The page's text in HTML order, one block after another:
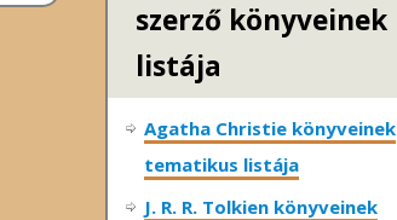
szerző könyveinek
listája
Agatha Christie könyveinek
tematikus listája
J. R. R. Tolkien könyveinek